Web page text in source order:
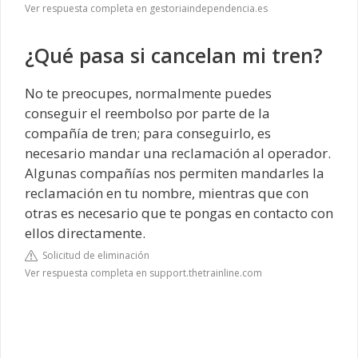
Ver respuesta completa en gestoriaindependencia.es
¿Qué pasa si cancelan mi tren?
No te preocupes, normalmente puedes
conseguir el reembolso por parte de la
compañía de tren; para conseguirlo, es
necesario mandar una reclamación al operador.
Algunas compañías nos permiten mandarles la
reclamación en tu nombre, mientras que con
otras es necesario que te pongas en contacto con
ellos directamente.
Solicitud de eliminación
Ver respuesta completa en support.thetrainline.com